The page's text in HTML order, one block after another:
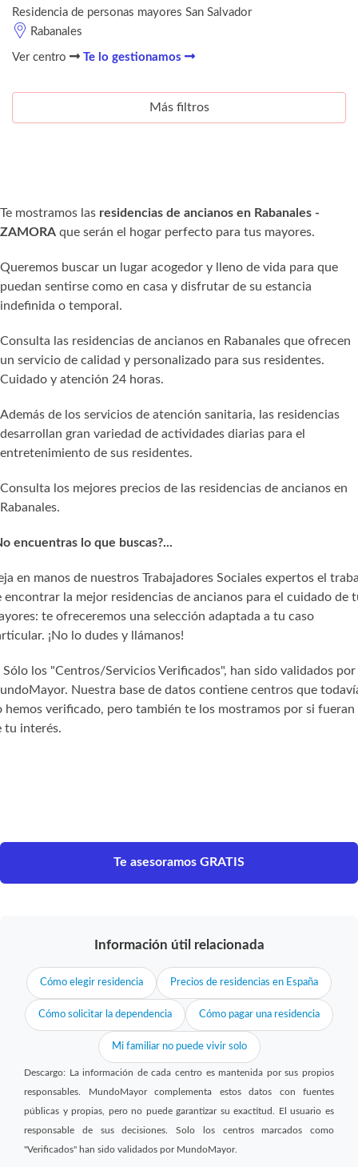
Residencia de personas mayores San Salvador
Rabanales
Ver centro Te lo gestionamos
Más filtros
Te mostramos las residencias de ancianos en Rabanales -
ZAMORA que serán el hogar perfecto para tus mayores.
Queremos buscar un lugar acogedor y lleno de vida para que
puedan sentirse como en casa y disfrutar de su estancia
indefinida o temporal.
Consulta las residencias de ancianos en Rabanales que ofrecen
un servicio de calidad y personalizado para sus residentes.
Cuidado y atención 24 horas.
Además de los servicios de atención sanitaria, las residencias
desarrollan gran variedad de actividades diarias para el
entretenimiento de sus residentes.
Consulta los mejores precios de las residencias de ancianos en
Rabanales.
encuentras lo que buscas?...
en manos de nuestros Trabajadores Sociales expertos el
encontrar la mejor residencias de ancianos para el cuidado de
te ofreceremos una selección adaptada a tu caso
¡No lo dudes y llámanos!
Sólo los "Centros/Servicios Verificados", han sido validados por
Nuestra base de datos contiene centros que
hemos verificado, pero también te los mostramos por si fueran
tu interés.
Te asesoramos GRATIS
Información útil relacionada
Cómo elegir residencia Precios de residencias en España
Cómo solicitar la dependencia Cómo pagar una residencia
Mi familiar no puede vivir solo
Descargo: La información de cada centro es mantenida por sus propios
responsables. MundoMayor complementa estos datos con fuentes
públicas y propias, pero no puede garantizar su exactitud. El usuario es
responsable de sus decisiones. Solo los centros marcados como
"Verificados" han sido validados por MundoMayor.